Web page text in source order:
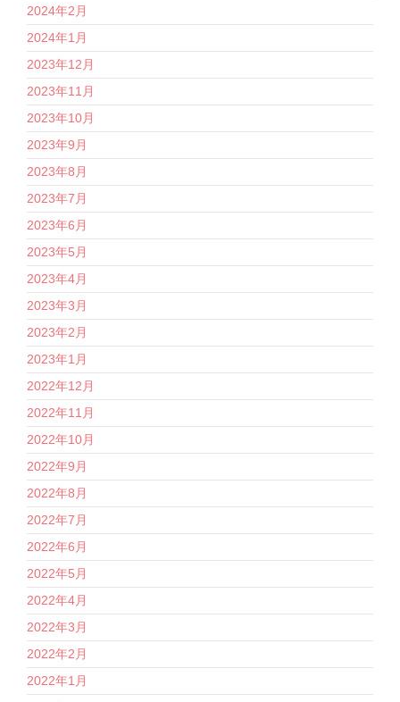
2024年2月
2024年1月
2023年12月
2023年11月
2023年10月
2023年9月
2023年8月
2023年7月
2023年6月
2023年5月
2023年4月
2023年3月
2023年2月
2023年1月
2022年12月
2022年11月
2022年10月
2022年9月
2022年8月
2022年7月
2022年6月
2022年5月
2022年4月
2022年3月
2022年2月
2022年1月